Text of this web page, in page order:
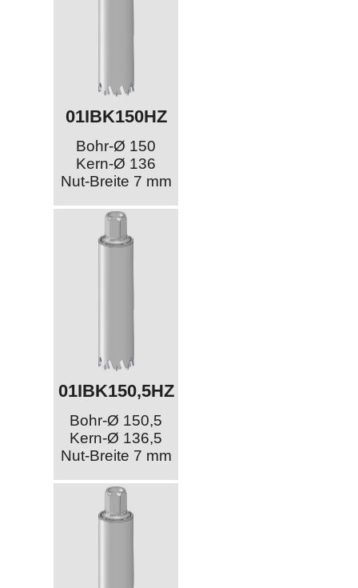
01IBK150HZ
Bohr-Ø 150
Kern-Ø 136
Nut-Breite 7 mm
01IBK150,5HZ
Bohr-Ø 150,5
Kern-Ø 136,5
Nut-Breite 7 mm